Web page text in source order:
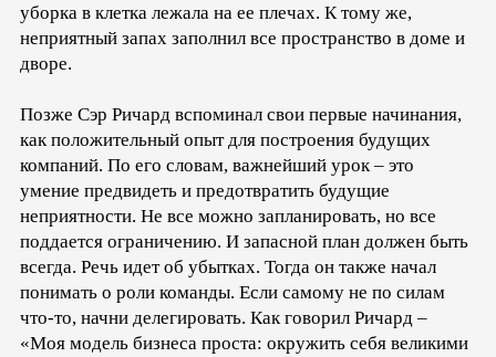
уборка в клетка лежала на ее плечах. К тому же,
неприятный запах заполнил все пространство в доме и
дворе.
Позже Сэр Ричард вспоминал свои первые начинания,
как положительный опыт для построения будущих
компаний. По его словам, важнейший урок – это
умение предвидеть и предотвратить будущие
неприятности. Не все можно запланировать, но все
поддается ограничению. И запасной план должен быть
всегда. Речь идет об убытках. Тогда он также начал
понимать о роли команды. Если самому не по силам
что-то, начни делегировать. Как говорил Ричард –
«Моя модель бизнеса проста: окружить себя великими